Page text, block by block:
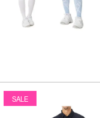
SALE